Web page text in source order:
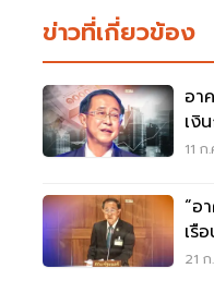
ข่าวที่เกี่ยวข้อง
อา
เงิ
ศก
11
“อ
เรื
21